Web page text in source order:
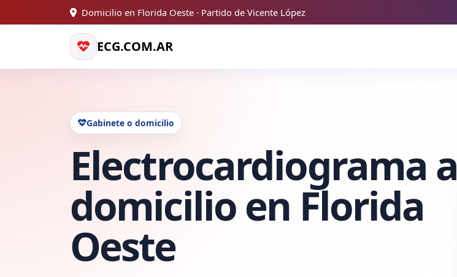
Domicilio en Florida Oeste · Partido de Vicente López
ECG.COM.AR
Gabinete o domicilio
Electrocardiograma a
domicilio en Florida
Oeste